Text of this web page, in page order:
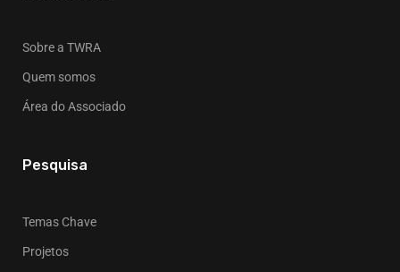
Sobre a TWRA
Quem somos
Área do Associado
Pesquisa
Temas Chave
Projetos